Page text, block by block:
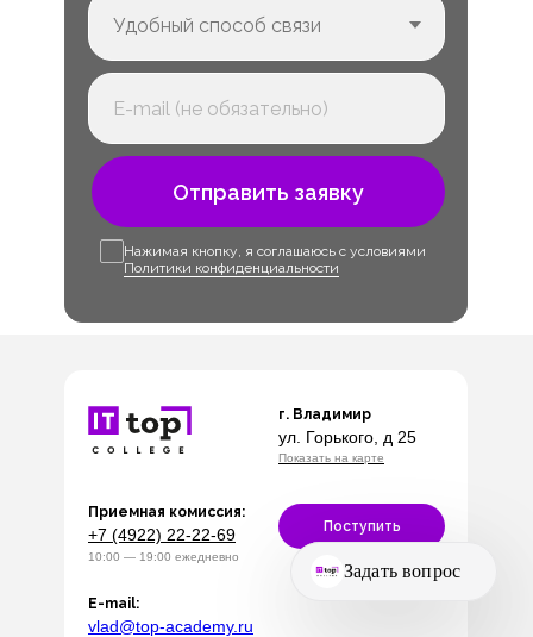
Отправить заявку
Нажимая кнопку, я соглашаюсь с условиями
Политики конфиденциальности
10:00 — 19:00 ежедневно
г. Владимир
vlad@top-academy.ru
E-mail:
Приемная комиссия:
ул. Горького, д 25
Показать на карте
Поступить
+7 (4922) 22-22-69